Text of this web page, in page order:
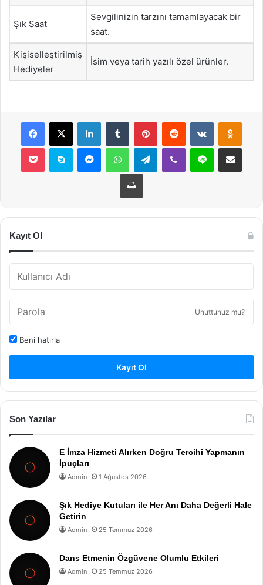
Şık Saat
Sevgilinizin tarzını tamamlayacak bir
saat.
Kişiselleştirilmiş
Hediyeler
İsim veya tarih yazılı özel ürünler.
Facebook
X LinkedInTumblr PinterestReddit VKontakte
Pocket Skype MessengerWhatsAppTelegramViber Line E-Posta ile
Yazdır
Kayıt Ol
Unuttunuz mu?
Beni hatırla
Kayıt Ol
Son Yazılar
E İmza Hizmeti Alırken Doğru Tercihi Yapmanın
İpuçları
Admin 1 Ağustos 2026
Şık Hediye Kutuları ile Her Anı Daha Değerli Hale
Getirin
Admin 25 Temmuz 2026
Dans Etmenin Özgüvene Olumlu Etkileri
Admin 25 Temmuz 2026